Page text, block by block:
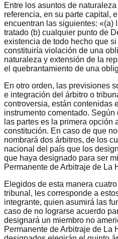
Entre los asuntos de
referencia, en su parte capital,
encuentran las siguientes: «(a)
tratado (b) cualquier punto de
existencia de todo hecho que
constituiría violación de una
naturaleza y extensión de la
el quebrantamiento de una
En otro orden, las previsiones
e integración del árbitro o
controversia, están contenidas
instrumento comentado.
las partes es la primera opción
constitución. En caso de que
nombrará dos árbitros, de los
nacional del país que los
que haya designado para ser
Permanente de Arbitraje de La
Elegidos de esta manera
tribunal, les corresponde a
integrante, quien asumirá las
caso de no lograrse acuerdo
designará un miembro no
Permanente de Arbitraje de La